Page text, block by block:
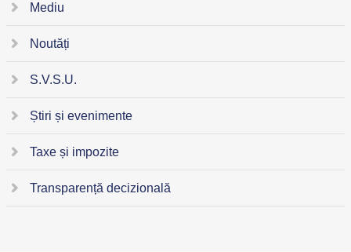
Mediu
Noutăți
S.V.S.U.
Știri și evenimente
Taxe și impozite
Transparență decizională